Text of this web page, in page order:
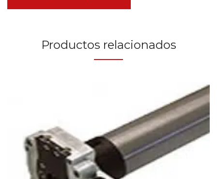
Productos relacionados